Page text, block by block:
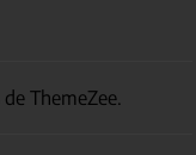
ThemeZee.